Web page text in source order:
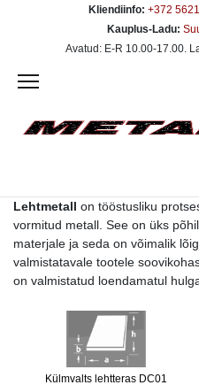
Kliendiinfo: +372
Kauplus-Ladu:
Avatud: E-R 10.00-17.00.
Lehtmetall on tööstusliku
vormitud metall. See on üks
materjale ja seda on võimalik
valmistatavale tootele
on valmistatud loendamatul
Külmvalts lehtteras DC01